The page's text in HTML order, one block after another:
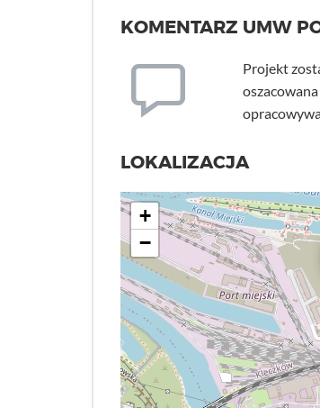
KOMENTARZ UMW
Projekt
LOKALIZACJA
+
−